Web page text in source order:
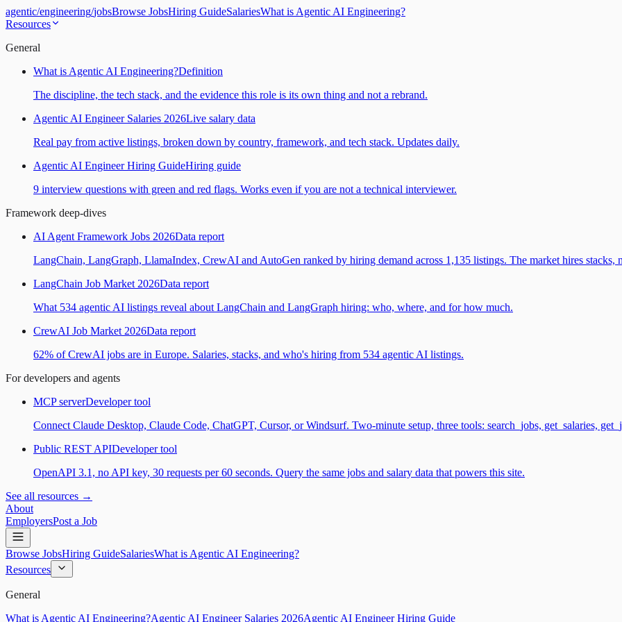
agentic/engineering/jobsBrowse JobsHiring GuideSalariesWhat is Agentic AI Engineering?
Resources
General
What is Agentic AI Engineering?Definition
The discipline, the tech stack, and the evidence this role is its own thing and not a rebrand.
Agentic AI Engineer Salaries 2026Live salary data
Real pay from active listings, broken down by country, framework, and tech stack. Updates daily.
Agentic AI Engineer Hiring GuideHiring guide
9 interview questions with green and red flags. Works even if you are not a technical interviewer.
Framework deep-dives
AI Agent Framework Jobs 2026Data report
LangChain, LangGraph, LlamaIndex, CrewAI and AutoGen ranked by hiring demand across 1,135 listings. The market hires stacks,
LangChain Job Market 2026Data report
What 534 agentic AI listings reveal about LangChain and LangGraph hiring: who, where, and for how much.
CrewAI Job Market 2026Data report
62% of CrewAI jobs are in Europe. Salaries, stacks, and who's hiring from 534 agentic AI listings.
For developers and agents
MCP serverDeveloper tool
Connect Claude Desktop, Claude Code, ChatGPT, Cursor, or Windsurf. Two-minute setup, three tools: search_jobs, get_salaries,
Public REST APIDeveloper tool
OpenAPI 3.1, no API key, 30 requests per 60 seconds. Query the same jobs and salary data that powers this site.
See all resources →
About
EmployersPost a Job
Browse JobsHiring GuideSalariesWhat is Agentic AI Engineering?
Resources
General
What is Agentic AI Engineering?Agentic AI Engineer Salaries 2026Agentic AI Engineer Hiring Guide